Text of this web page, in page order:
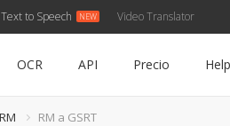
Text to Speech Video Translator
OCR API Precio Help
RM a GSRT